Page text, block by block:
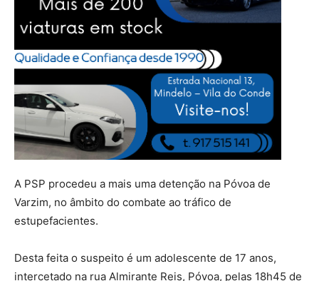
A PSP procedeu a mais uma detenção na Póvoa de
Varzim, no âmbito do combate ao tráfico de
estupefacientes.
Desta feita o suspeito é um adolescente de 17 anos,
intercetado na rua Almirante Reis, Póvoa, pelas 18h45 de